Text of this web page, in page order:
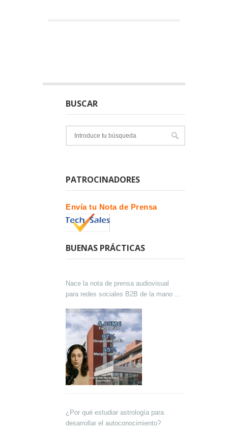
BUSCAR
PATROCINADORES
Envía tu Nota de Prensa
BUENAS PRÁCTICAS
Nace la nota de prensa audiovisual
para redes sociales B2B de la mano de
¿Por qué estudiar astrología para
desarrollar el autoconocimiento?